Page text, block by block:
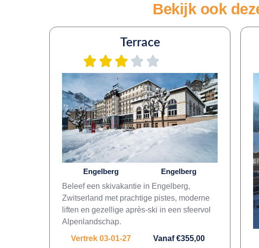
Bekijk ook
Terrace
Engelberg
Engelberg
Beleef een skivakantie in Engelberg,
Zwitserland met prachtige pistes, moderne
liften en gezellige après-ski in een sfeervol
Alpenlandschap.
Vertrek 03-01-27
Vanaf €355,00